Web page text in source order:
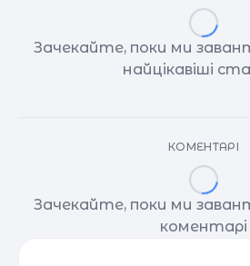
Зачекайте, поки ми
найцікавіші
КОМЕНТАРІ
Зачекайте, поки ми
коментарі